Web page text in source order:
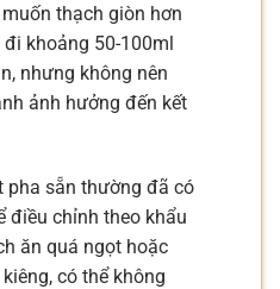
thạch giòn hơn
khoảng 50-100ml
nhưng không nên
ảnh hưởng đến kết
pha sẵn thường đã có
điều chỉnh theo khẩu
ăn quá ngọt hoặc
có thể không